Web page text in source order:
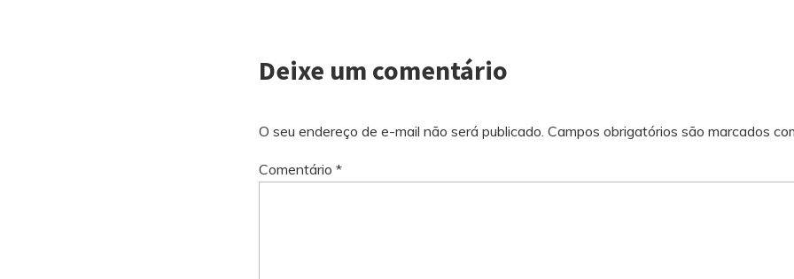
Deixe um comentário
O seu endereço de e-mail não será publicado. Campos obrigatórios são marcados
Comentário *